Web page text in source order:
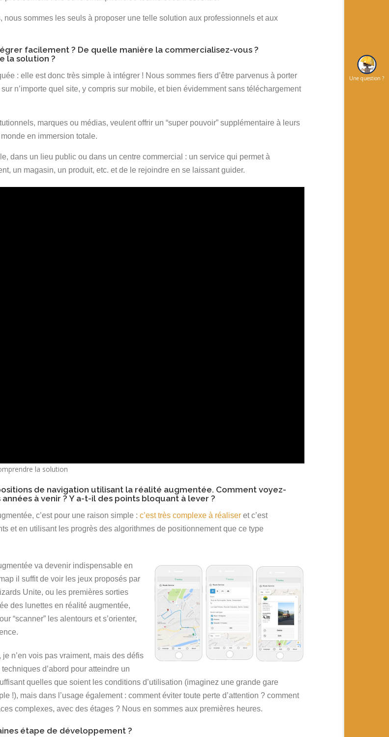
sommes les seuls à proposer une telle solution aux professionnels et aux
facilement ? De quelle manière la commercialisez-vous ?
la solution ?
: elle est donc très simple à intégrer ! Nous sommes fiers d’être parvenus à porter
n’importe quel site, y compris sur mobile, et bien évidemment sans téléchargement
marques ou médias, veulent offrir un “super pouvoir” supplémentaire à leurs
en immersion totale.
dans un lieu public ou dans un centre commercial : un service qui permet à
un magasin, un produit, etc. et de le rejoindre en se laissant guider.
la solution
de navigation utilisant la réalité augmentée. Comment voyez-
à venir ? Y a-t-il des points bloquant à lever ?
c’est pour une raison simple : c’est très complexe à réaliser et c’est
et en utilisant les progrès des algorithmes de positionnement que ce type
va devenir indispensable en
il suffit de voir les jeux proposés par
Unite, ou les premières sorties
des lunettes en réalité augmentée,
“scanner” les alentours et s’orienter,
n’en vois pas vraiment, mais des défis
d’abord pour atteindre un
quelles que soient les conditions d’utilisation (imaginez une grande gare
!), mais dans l’usage également : comment éviter toute perte d’attention ? comment
complexes, avec des étages ? Nous en sommes aux premières heures.
étape de développement ?
Une question ?